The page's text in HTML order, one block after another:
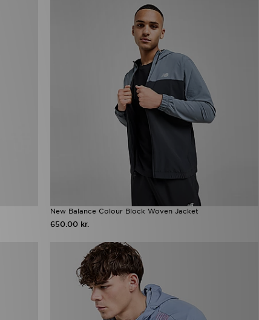
New Balance Colour Block Woven Jacket
650.00 kr.